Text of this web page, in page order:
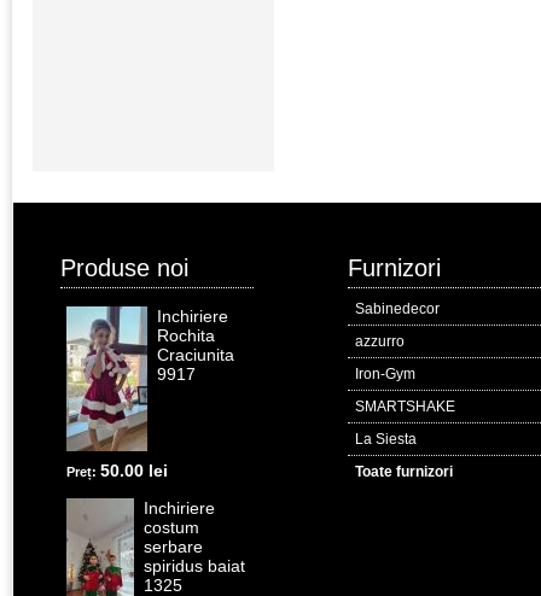
Produse noi
Inchiriere
Rochita
Craciunita
9917
Preț: 50.00 lei
Inchiriere
costum
serbare
spiridus baiat
1325
Furnizori
Sabinedecor
azzurro
Iron-Gym
SMARTSHAKE
La Siesta
Toate furnizori